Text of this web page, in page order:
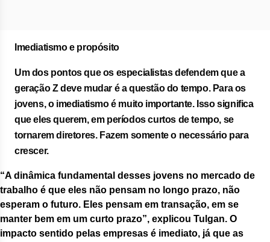
Imediatismo e propósito
Um dos pontos que os especialistas defendem que a
geração Z deve mudar é a questão do tempo. Para os
jovens, o imediatismo é muito importante. Isso significa
que eles querem, em períodos curtos de tempo, se
tornarem diretores. Fazem somente o necessário para
crescer.
“A dinâmica fundamental desses jovens no mercado de
trabalho é que eles não pensam no longo prazo, não
esperam o futuro. Eles pensam em transação, em se
manter bem em um curto prazo”, explicou Tulgan. O
impacto sentido pelas empresas é imediato, já que as